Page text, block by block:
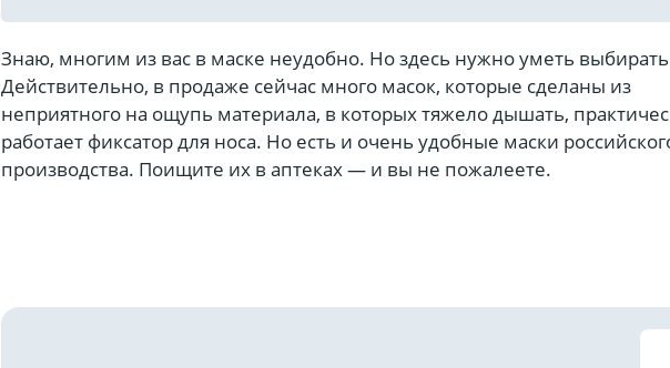
Знаю, многим из вас в маске неудобно. Но здесь нужно уметь
Действительно, в продаже сейчас много масок, которые сделаны из
неприятного на ощупь материала, в которых тяжело дышать,
работает фиксатор для носа. Но есть и очень удобные маски
производства. Поищите их в аптеках — и вы не пожалеете.